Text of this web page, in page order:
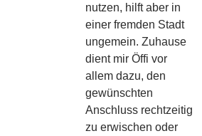
nutzen, hilft aber in
einer fremden Stadt
ungemein. Zuhause
dient mir Öffi vor
allem dazu, den
gewünschten
Anschluss rechtzeitig
zu erwischen oder